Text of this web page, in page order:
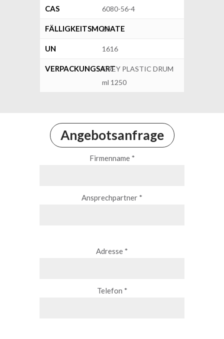
CAS 6080-56-4
FÄLLIGKEITSMONATE
60
UN 1616
VERPACKUNGSARTGREY PLASTIC DRUM
ml 1250
Angebotsanfrage
Firmenname *
Ansprechpartner *
Adresse *
Telefon *